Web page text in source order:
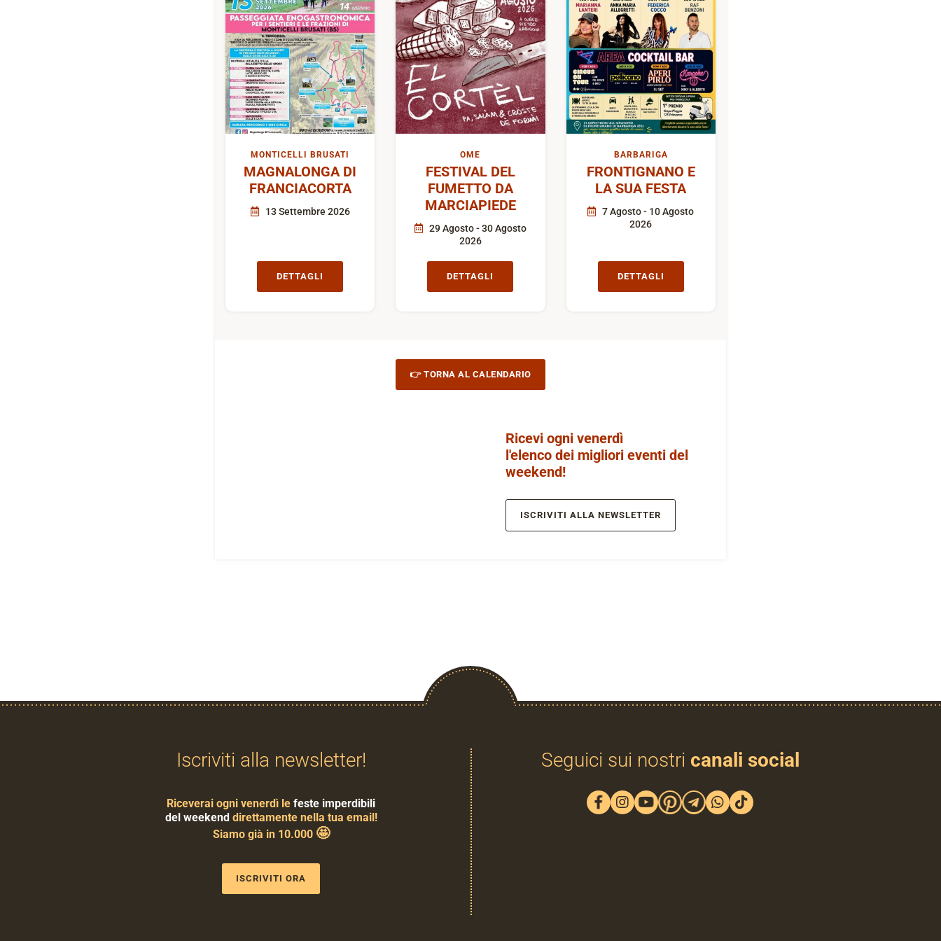
MONTICELLI BRUSATI
MAGNALONGA DI
FRANCIACORTA
13 Settembre 2026
DETTAGLI
OME
FESTIVAL DEL
FUMETTO DA
MARCIAPIEDE
29 Agosto - 30 Agosto
2026
DETTAGLI
BARBARIGA
FRONTIGNANO E
LA SUA FESTA
7 Agosto - 10 Agosto
2026
DETTAGLI
👉 TORNA AL CALENDARIO
Ricevi ogni venerdì
l'elenco dei migliori eventi del
weekend!
ISCRIVITI ALLA NEWSLETTER
Iscriviti alla newsletter!
Riceverai ogni venerdì le feste imperdibili
del weekenddirettamente nella tua email!
Siamo già in 10.000 🤩
ISCRIVITI ORA
Seguici sui nostri canali social